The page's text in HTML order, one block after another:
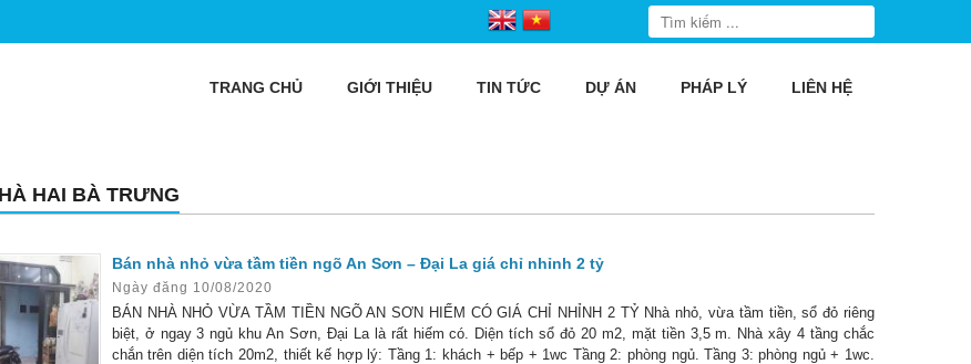
TRANG CHỦ GIỚI THIỆU TIN TỨC DỰ ÁN PHÁP LÝ LIÊN HỆ
HAI BÀ TRƯNG
Bán nhà nhỏ vừa tầm tiền ngõ An Sơn – Đại La giá chỉ nhỉnh 2 tỷ
Ngày đăng 10/08/2020
BÁN NHÀ NHỎ VỪA TẦM TIỀN NGÕ AN SƠN HIẾM CÓ GIÁ CHỈ NHỈNH 2 TỶ Nhà nhỏ, vừa tầm tiền, sổ đỏ riêng
biệt, ở ngay 3 ngủ khu An Sơn, Đại La là rất hiếm có. Diện tích sổ đỏ 20 m2, mặt tiền 3,5 m. Nhà xây 4 tầng chắc
chắn trên diện tích 20m2, thiết kế hợp lý: Tầng 1: khách + bếp + 1wc Tầng 2: phòng ngủ. Tầng 3: phòng ngủ + 1wc.